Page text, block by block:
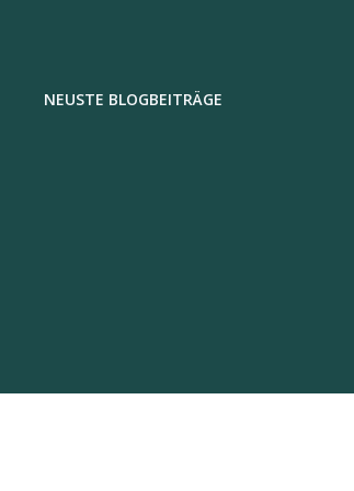
NEUSTE BLOGBEITRÄGE